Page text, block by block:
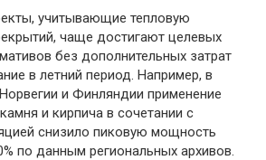
учитывающие тепловую
чаще достигают целевых
без дополнительных затрат
в летний период. Например, в
и Финляндии применение
и кирпича в сочетании с
снизило пиковую мощность
по данным региональных архивов.